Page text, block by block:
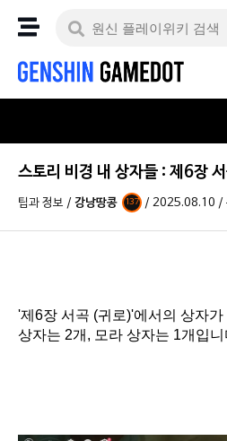
스토리 비경 내 상자들 : 제6장
팁과 정보 / 강낭땅콩 137 / 2025.08.10 /
'제6장 서곡 (귀로)'에서의 상자
상자는 2개, 모라 상자는 1개입니